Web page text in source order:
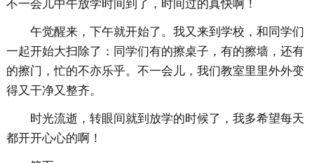
不一会儿中午放学时间到了，时间过的真快啊！
午觉醒来，下午就开始了。我又来到学校，和同学们
一起开始大扫除了：同学们有的擦桌子，有的擦墙，还有
的擦门，忙的不亦乐乎。不一会儿，我们教室里里外外变
得又干净又整齐。
时光流逝，转眼间就到放学的时候了，我多希望每天
都开开心心的啊！